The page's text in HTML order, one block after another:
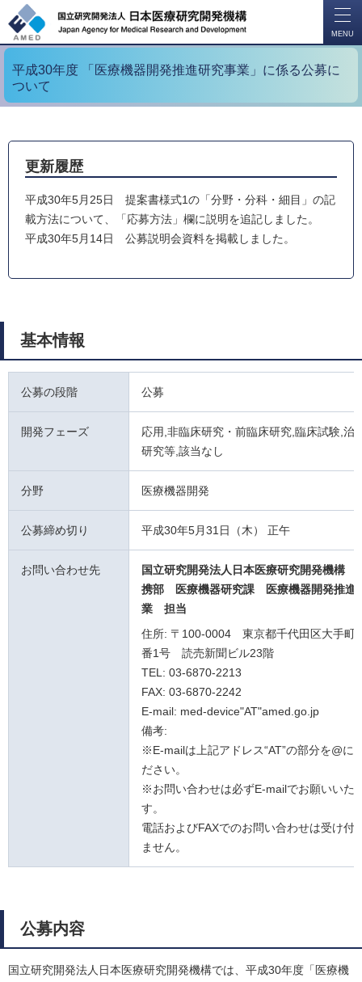
MENU
平成30年度 「医療機器開発推進研究事業」に係る公募に
ついて
更新履歴
平成30年5月25日 提案書様式1の「分野・分科・細目」の記
載方法について、「応募方法」欄に説明を追記しました。
平成30年5月14日 公募説明会資料を掲載しました。
基本情報
公募の段階 公募
開発フェーズ
応用,非臨床研究・前臨床研究,臨床試験,治
研究等,該当なし
分野 医療機器開発
公募締め切り 平成30年5月31日（木） 正午
お問い合わせ先
国立研究開発法人日本医療研究開発機構
携部 医療機器研究課
医療機器開発推進
業
担当
住所: 〒100-0004 東京都千代田区大手町
番1号 読売新聞ビル23階
TEL: 03-6870-2213
FAX: 03-6870-2242
E-mail: med-device"AT"amed.go.jp
備考:
※E-mailは上記アドレス“AT”の部分を@に
ださい。
※お問い合わせは必ずE-mailでお願いいた
す。
電話およびFAXでのお問い合わせは受け付
ません。
公募内容
国立研究開発法人日本医療研究開発機構では、平成30年度「医療機